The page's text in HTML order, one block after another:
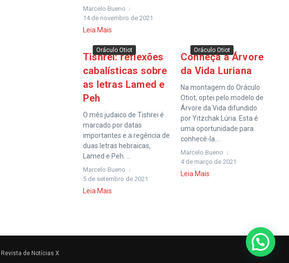
Marcelo Bueno
14 de novembro de 2021
Leia Mais
Oráculo Otiot
Tishrei: reflexões
cabalísticas sobre
as letras Lamed e
Peh
O mês judaico de Tishrei é
marcado por datas
importantes e a regência de
duas letras hebraicas,
Lamed e Peh. ...
Marcelo Bueno
5 de setembro de 2021
Leia Mais
Oráculo Otiot
Conheça a Árvore
da Vida Luriana
Na montagem do Oráculo
Otiot, optei pelo modelo de
Árvore da Vida difundido
por Yitzchak Lúria. Esta é
uma oportunidade para
conhecê-la....
Marcelo Bueno
4 de março de 2021
Leia Mais
Revista de Notícias X